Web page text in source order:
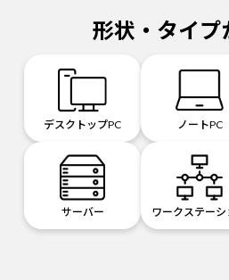
形状・タイプ
デスクトップPC ノートPC
サーバー ワークステーシ